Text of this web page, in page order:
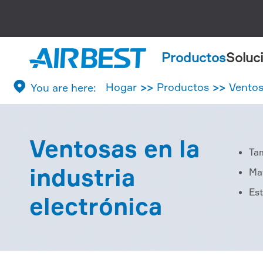
Productos
 Hogar Productos
Ventosas en la
industria
electrónica